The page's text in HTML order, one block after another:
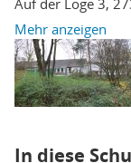
Auf der Loge 3,
Mehr anzeigen
In diese